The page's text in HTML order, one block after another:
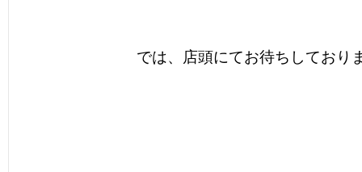
では、店頭にてお待ちしており